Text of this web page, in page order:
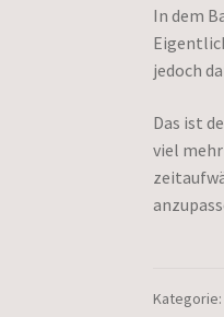
In dem
jedoch
Das ist
viel
Kategorie: